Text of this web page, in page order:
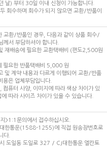
날) 부터 30일 이내 신청이 가능합니다.
회수하며 회수가 되지 않으면 교환/반품이
교환/반품인 경우, 다음과 같이 상품 회수/
께서 부담하셔야 합니다.
재배송에 필요한 교환택배비 (편도2,500원
필요한 반품택배비 5,000 원
및 계약 내용과 다르게 이행되어 교환/반품
용은 업체부담입니다.
컴퓨터 사양, 이미지에 따라 색상 차이가 있
따라 사이즈 차이가 있을 수 있습니다.
>1:1문의에서 접수하십시오.
대한통운(1588-1255)에 직접 원송장번호로
다.
도일동 도일로 327 / CJ대한통운 엘칸토